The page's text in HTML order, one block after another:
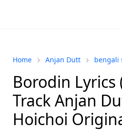
Home Anjan Dutt bengali
Borodin Lyrics
Track Anjan
Hoichoi